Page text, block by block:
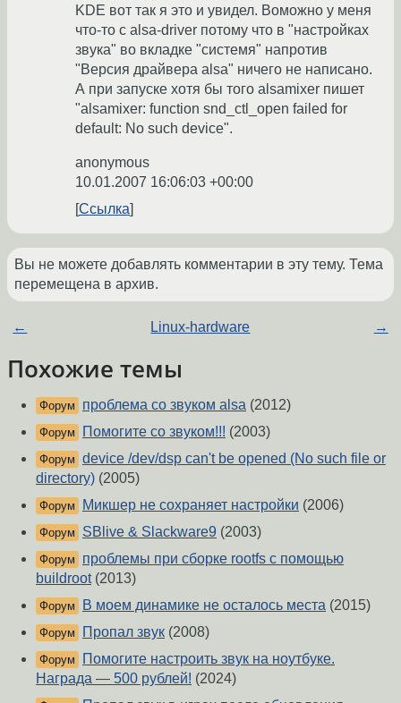
KDE вот так я это и увидел. Воможно у меня
что-то с alsa-driver потому что в "настройках
звука" во вкладке "системя" напротив
"Версия драйвера alsa" ничего не написано.
А при запуске хотя бы того alsamixer пишет
"alsamixer: function snd_ctl_open failed for
default: No such device".
anonymous
10.01.2007 16:06:03 +00:00
Ссылка
Вы не можете добавлять комментарии в эту тему. Тема
перемещена в архив.
← Linux-hardware →
Похожие темы
Форум проблема со звуком alsa (2012)
Форум Помогите со звуком!!! (2003)
Форум device /dev/dsp can't be opened (No such file or
directory) (2005)
Форум Микшер не сохраняет настройки (2006)
Форум SBlive & Slackware9 (2003)
Форум
проблемы при сборке rootfs с помощью
buildroot(2013)
Форум В моем динамике не осталось места (2015)
Форум Пропал звук (2008)
Форум
Помогите настроить звук на ноутбуке.
Награда — 500 рублей! (2024)